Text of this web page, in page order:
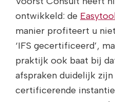
ontwikkeld: de
manier profiteert u
‘IFS gecertificeerd’,
praktijk ook baat bij
afspraken duidelijk zijn
certificerende